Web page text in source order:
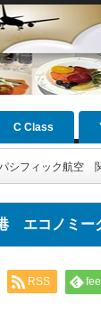
C Class
シフィック航空
エコノミー
RSS